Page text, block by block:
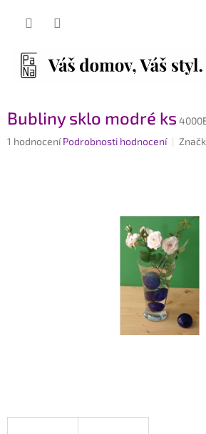
Bubliny sklo modré ks
Průměrné
1 hodnocení Podrobnosti hodnocení